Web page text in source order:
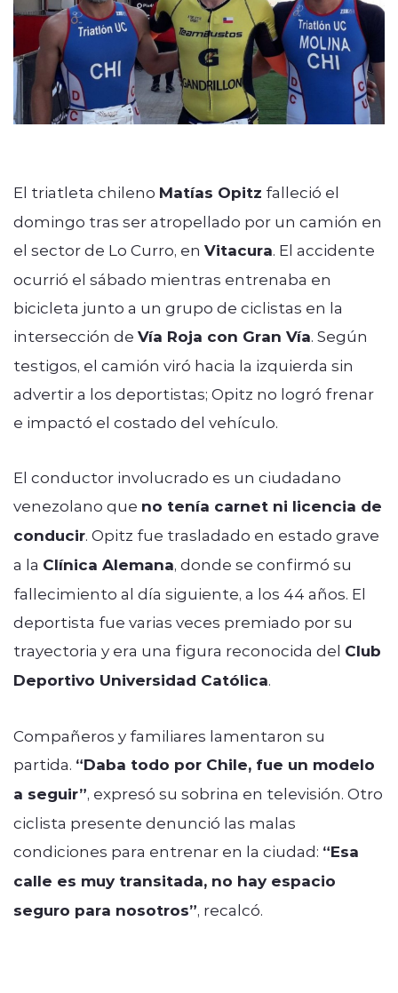
El triatleta chileno Matías Opitz falleció el
domingo tras ser atropellado por un camión en
el sector de Lo Curro, en Vitacura. El accidente
ocurrió el sábado mientras entrenaba en
bicicleta junto a un grupo de ciclistas en la
intersección de Vía Roja con Gran Vía. Según
testigos, el camión viró hacia la izquierda sin
advertir a los deportistas; Opitz no logró frenar
e impactó el costado del vehículo.
El conductor involucrado es un ciudadano
venezolano que no tenía carnet ni licencia de
conducir. Opitz fue trasladado en estado grave
a la Clínica Alemana, donde se confirmó su
fallecimiento al día siguiente, a los 44 años. El
deportista fue varias veces premiado por su
trayectoria y era una figura reconocida del Club
Deportivo Universidad Católica.
Compañeros y familiares lamentaron su
partida. “Daba todo por Chile, fue un modelo
a seguir”, expresó su sobrina en televisión. Otro
ciclista presente denunció las malas
condiciones para entrenar en la ciudad: “Esa
calle es muy transitada, no hay espacio
seguro para nosotros”, recalcó.